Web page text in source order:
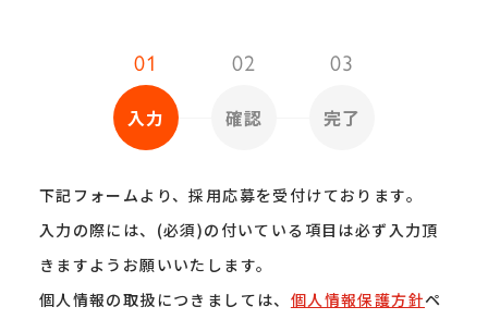
01
入力
02
確認
03
完了
下記フォームより、採用応募を受付けております。
入力の際には、(必須)の付いている項目は必ず入力頂
きますようお願いいたします。
個人情報の取扱につきましては、 個人情報保護方針ペ